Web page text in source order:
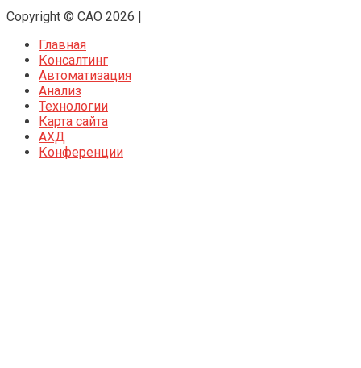
Copyright © CAO 2026
Главная
Консалтинг
Автоматизация
Анализ
Технологии
Карта сайта
АХД
Конференции